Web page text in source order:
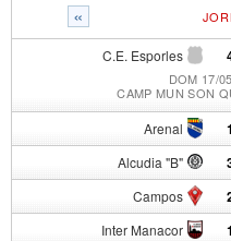
«
C.E. Esporles
DOM 17/
CAMP MUN SON
Arenal 1
Alcudia "B"
Campos
Inter Manacor 1